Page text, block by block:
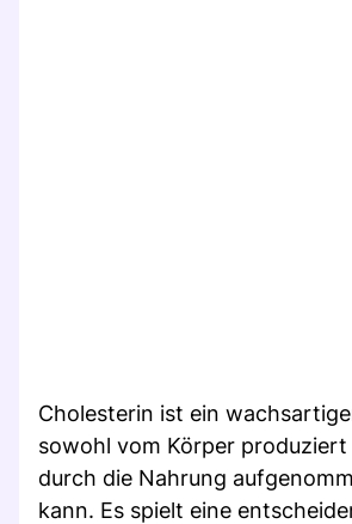
Cholesterin ist ein
sowohl vom Körper produziert
durch die Nahrung
kann. Es spielt eine